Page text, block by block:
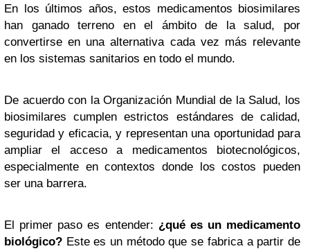
En los últimos años, estos medicamentos biosimilares
han ganado terreno en el ámbito de la salud, por
convertirse en una alternativa cada vez más relevante
en los sistemas sanitarios en todo el mundo.
De acuerdo con la Organización Mundial de la Salud, los
biosimilares cumplen estrictos estándares de calidad,
seguridad y eficacia, y representan una oportunidad para
ampliar el acceso a medicamentos biotecnológicos,
especialmente en contextos donde los costos pueden
ser una barrera.
El primer paso es entender: ¿qué es un medicamento
biológico? Este es un método que se fabrica a partir de